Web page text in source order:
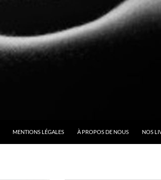
MENTIONS LÉGALES À PROPOS DE NOUS NOS